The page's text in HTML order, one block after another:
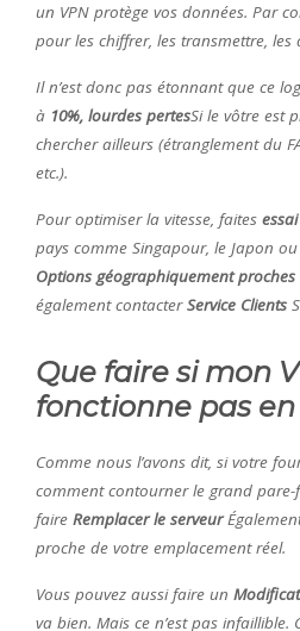
un VPN protège vos données. Par
pour les chiffrer, les transmettre, les
Il n’est donc pas étonnant que ce
à 10%, lourdes pertesSi le vôtre est
chercher ailleurs (étranglement du
etc.).
Pour optimiser la vitesse, faites
pays comme Singapour, le Japon
Options géographiquement proches
également contacterService Clients
Que faire si mon
fonctionne pas en
Comme nous l’avons dit, si votre
comment contourner le grand pare-
faire Remplacer le serveur
proche de votre emplacement réel.
Vous pouvez aussi faire un
va bien. Mais ce n’est pas infaillible.